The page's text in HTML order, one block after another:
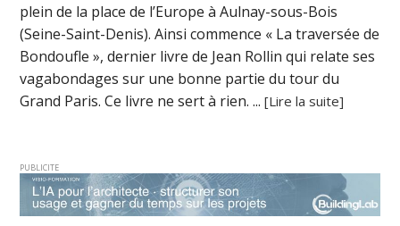
plein de la place de l’Europe à Aulnay-sous-Bois
(Seine-Saint-Denis). Ainsi commence « La traversée de
Bondoufle », dernier livre de Jean Rollin qui relate ses
vagabondages sur une bonne partie du tour du
Grand Paris. Ce livre ne sert à rien. ...[Lire la suite]
PUBLICITE